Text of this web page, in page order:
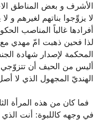
الأشرف و بعض المناطق
لا يزوِّجوا بناتهم لغيرهم
أفرادها غالباً المناصب
لذا فحين ذهبت امّ مهدي مع
المحكمة لإصدار شهادة
أليس من الحيف أن تتزوّجي
الهنديّ المجهول الذي لا
فما كان من هذه المرأة
في وجهه كاللبوة: أنت